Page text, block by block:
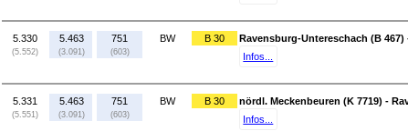
5.330
(5.552)
5.463
(3.091)
751
(603)
BW B 30
Ravensburg-Untereschach (B
Infos...
5.331
(5.551)
5.463
(3.091)
751
(603)
BW B 30
nördl. Meckenbeuren (K 7719) -
Infos...